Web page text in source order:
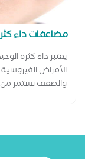
مضاعفات داء
يعتبر داء كثرة
الأمراض
والضعف يستمر